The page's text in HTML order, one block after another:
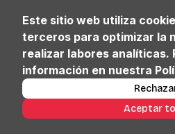
Este sitio web utiliza
terceros para optimizar la
realizar labores analíticas.
información en nuestra
Aceptar